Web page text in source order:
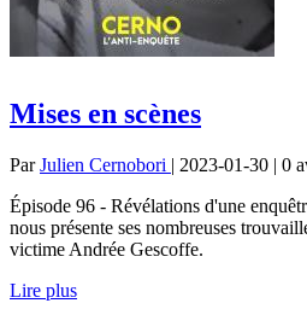
Mises en scènes
ParJulien Cernobori | 2023-01-30 | 0
Épisode 96 - Révélations d'une
nous présente ses nombreuses
victime Andrée Gescoffe.
Lire plus